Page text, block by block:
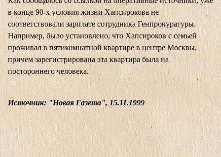
в конце 90-х условия жизни Хапсирокова не
соответствовали зарплате сотрудника Генпрокуратуры.
Например, было установлено, что Хапсироков с семьей
проживал в пятикомнатной квартире в центре Москвы,
причем зарегистрирована эта квартира была на
постороннего человека.
Источник: "Новая Газета", 15.11.1999